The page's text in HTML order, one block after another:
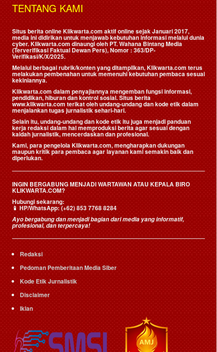
TENTANG KAMI
Situs berita online Klikwarta.com aktif online sejak Januari 2017,
media ini didirikan untuk menjawab kebutuhan informasi melalui dunia
cyber. Klikwarta.com dinaungi oleh PT. Wahana Bintang Media
(Terverifikasi Faktual Dewan Pers), Nomor : 363/DP-
Verifikasi/K/X/2025.
Melalui berbagai rubrik/konten yang ditampilkan, Klikwarta.com terus
melakukan pembenahan untuk memenuhi kebutuhan pembaca sesuai
kekiniannya.
Klikwarta.com dalam penyajiannya mengemban fungsi informasi,
pendidikan, hiburan dan kontrol sosial. Situs berita
www.klikwarta.com terikat oleh undang-undang dan kode etik dalam
menjalankan tugas jurnalistik sehari-hari.
Selain itu, undang-undang dan kode etik itu juga menjadi panduan
kerja redaksi dalam hal memproduksi berita agar sesuai dengan
kaidah jurnalistik, mencerdaskan dan profesional.
Kami, para pengelola Klikwarta.com, mengharapkan dukungan
maupun kritik para pembaca agar layanan kami semakin baik dan
diperlukan.
INGIN BERGABUNG MENJADI WARTAWAN ATAU KEPALA BIRO
KLIKWARTA.COM?
Hubungi sekarang:
📱HP/WhatsApp:(+62) 853 7768 8284
Ayo bergabung dan menjadi bagian dari media yang informatif,
profesional, dan terpercaya!
Redaksi
Pedoman Pemberitaan Media Siber
Kode Etik Jurnalistik
Disclaimer
Iklan